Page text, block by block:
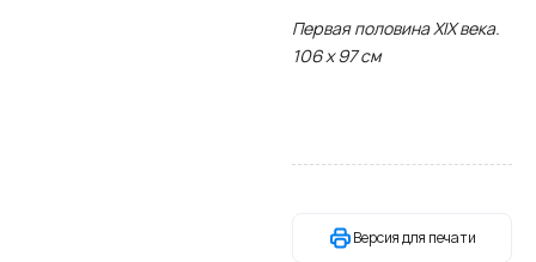
Первая половина XIX века.
106 х 97 см
Версия для печати